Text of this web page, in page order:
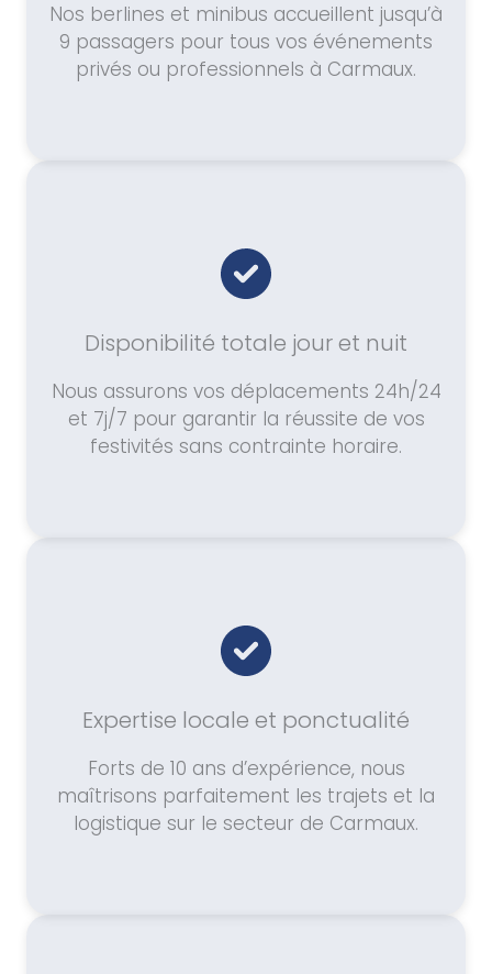
Nos berlines et minibus accueillent jusqu’à
9 passagers pour tous vos événements
privés ou professionnels à Carmaux.
Disponibilité totale jour et nuit
Nous assurons vos déplacements 24h/24
et 7j/7 pour garantir la réussite de vos
festivités sans contrainte horaire.
Expertise locale et ponctualité
Forts de 10 ans d’expérience, nous
maîtrisons parfaitement les trajets et la
logistique sur le secteur de Carmaux.